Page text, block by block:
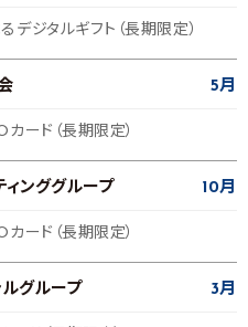
ジタルギフト（長期限定）
5月
ード（長期限定）
ンググループ 10月
ード（長期限定）
ルグループ 3月